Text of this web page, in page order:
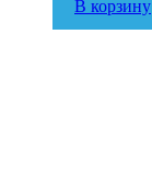
В корзину